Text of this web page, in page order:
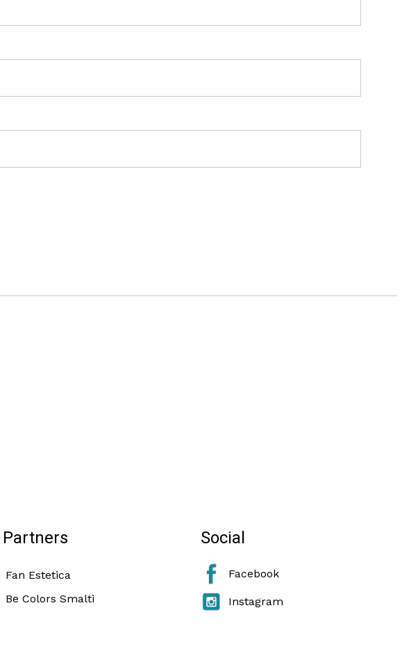
Partners
Fan Estetica
Be Colors Smalti
Social
Facebook
Instagram